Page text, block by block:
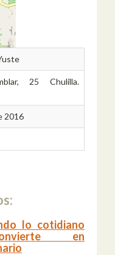
25 Chulilla.
2016
lo cotidiano
en